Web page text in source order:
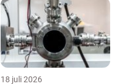
18 juli 2026